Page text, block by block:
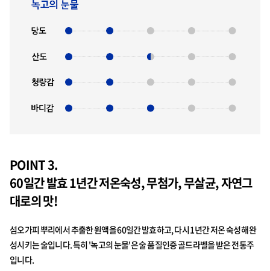
POINT 3.
60일간 발효 1년간 저온숙성, 무첨가, 무살균, 자연그
대로의 맛!
섬오가피 뿌리에서 추출한 원액을 60일간 발효하고, 다시 1년간 저온 숙성해 완
성시키는 술입니다. 특히 '녹고의 눈물'은 술 품질인증 골드라벨을 받은 전통주
입니다.